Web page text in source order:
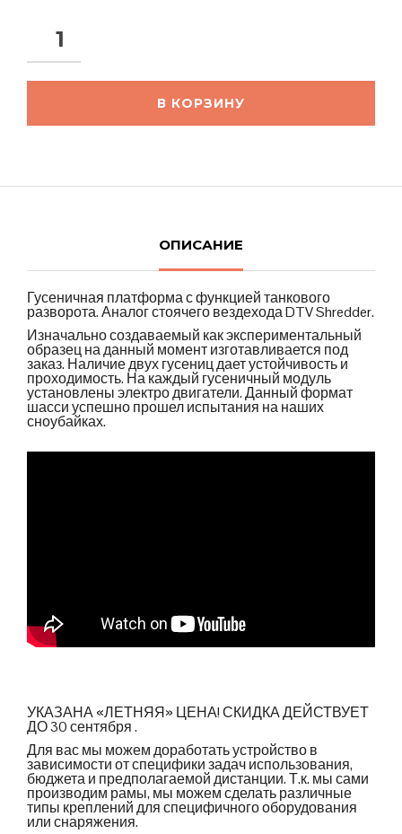
В КОРЗИНУ
ОПИСАНИЕ
Гусеничная платформа с функцией танкового
разворота. Аналог стоячего вездехода DTV Shredder.
Изначально создаваемый как экспериментальный
образец на данный момент изготавливается под
заказ. Наличие двух гусениц дает устойчивость и
проходимость. На каждый гусеничный модуль
установлены электро двигатели. Данный формат
шасси успешно прошел испытания на наших
сноубайках.
УКАЗАНА «ЛЕТНЯЯ» ЦЕНА! СКИДКА ДЕЙСТВУЕТ
ДО 30 сентября .
Для вас мы можем доработать устройство в
зависимости от специфики задач использования,
бюджета и предполагаемой дистанции. Т.к. мы сами
производим рамы, мы можем сделать различные
типы креплений для специфичного оборудования
или снаряжения.